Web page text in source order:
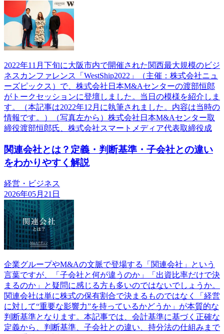
2022年11月下旬に大阪市内で開催された関西最大規模のビジ
ネスカンファレンス「WestShip2022」（主催：株式会社ニュ
ーズピックス）で、株式会社日本M&Aセンターの渡部恒郎
がトークセッションに登壇しました。当日の模様を紹介しま
す。（本記事は2022年12月に執筆されました。内容は当時の
情報です。）（写真左から）株式会社日本M&Aセンター取
締役渡部恒郎氏、株式会社スマートメディア代表取締役成
関連会社とは？定義・判断基準・子会社との違い
をわかりやすく解説
経営・ビジネス
2026年05月21日
企業グループやM&Aの文脈で登場する「関連会社」という
言葉ですが、「子会社と何が違うのか」「出資比率だけで決
まるのか」と疑問に感じる方も多いのではないでしょうか。
関連会社は単に株式の保有割合で決まるものではなく「経営
に対して“重要な影響力”を持っているかどうか」が本質的な
判断基準となります。本記事では、会計基準に基づく正確な
定義から、判断基準、子会社との違い、持分法の仕組みまで